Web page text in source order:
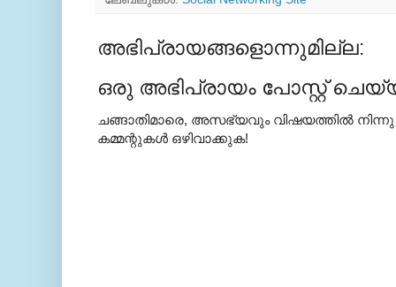
അഭിപ്രായങ്ങളൊന്നുമില്ല:
ഒരു അഭിപ്രായം പോസ്റ്റ്
ചങ്ങാതിമാരെ, അസഭ്യവും വിഷയത്തില്‍ നിന്നു
കമ്മന്റുകള്‍ ഒഴിവാക്കുക!